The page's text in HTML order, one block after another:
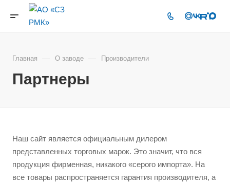
Главная — О заводе — Производители
Партнеры
Наш сайт является официальным дилером
представленных торговых марок. Это значит, что вся
продукция фирменная, никакого «серого импорта». На
все товары распространяется гарантия производителя, а